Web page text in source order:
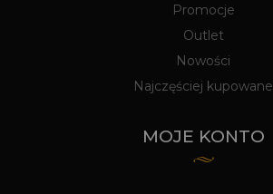
Promocje
Outlet
Nowości
Najczęściej kupowane
MOJE KONTO